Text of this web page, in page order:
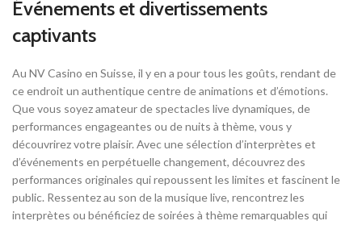
Événements et divertissements
captivants
Au NV Casino en Suisse, il y en a pour tous les goûts, rendant de
ce endroit un authentique centre de animations et d’émotions.
Que vous soyez amateur de spectacles live dynamiques, de
performances engageantes ou de nuits à thème, vous y
découvrirez votre plaisir. Avec une sélection d’interprètes et
d’événements en perpétuelle changement, découvrez des
performances originales qui repoussent les limites et fascinent le
public. Ressentez au son de la musique live, rencontrez les
interprètes ou bénéficiez de soirées à thème remarquables qui